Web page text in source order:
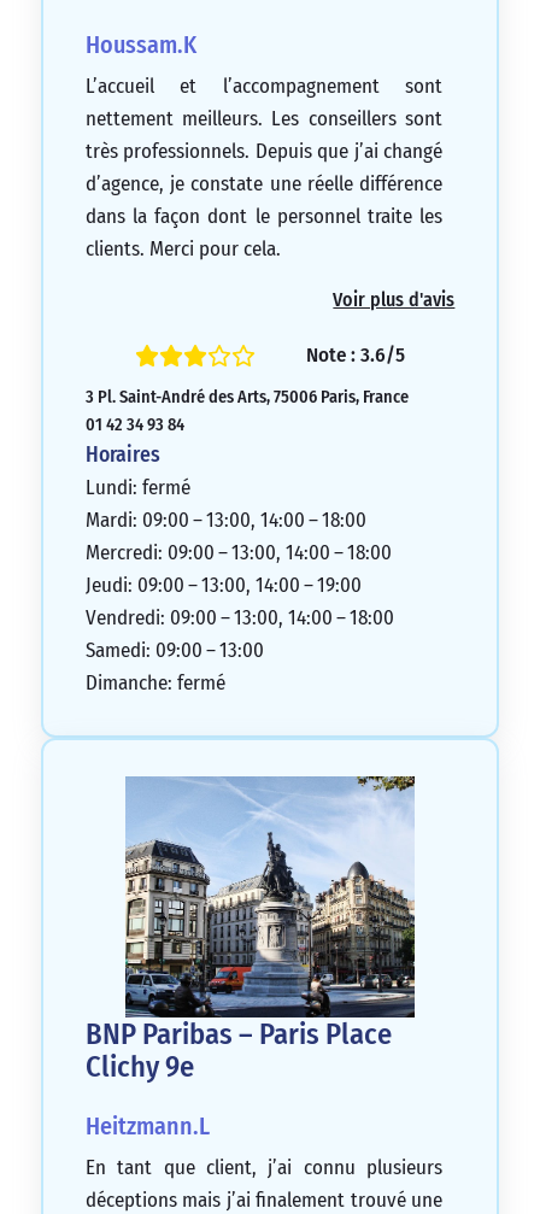
Houssam.K
L’accueil et l’accompagnement sont
nettement meilleurs. Les conseillers sont
très professionnels. Depuis que j’ai changé
d’agence, je constate une réelle différence
dans la façon dont le personnel traite les
clients. Merci pour cela.
Voir plus d'avis
Note : 3.6/5
3 Pl. Saint-André des Arts, 75006 Paris, France
01 42 34 93 84
Horaires
Lundi: fermé
Mardi: 09:00 – 13:00, 14:00 – 18:00
Mercredi: 09:00 – 13:00, 14:00 – 18:00
Jeudi: 09:00 – 13:00, 14:00 – 19:00
Vendredi: 09:00 – 13:00, 14:00 – 18:00
Samedi: 09:00 – 13:00
Dimanche: fermé
BNP Paribas – Paris Place
Clichy 9e
Heitzmann.L
En tant que client, j’ai connu plusieurs
déceptions mais j’ai finalement trouvé une